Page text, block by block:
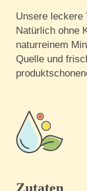
Unsere leckere
Natürlich ohne
naturreinem
Quelle und